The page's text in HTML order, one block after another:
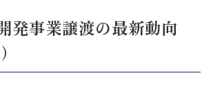
発事業譲渡の最新動向